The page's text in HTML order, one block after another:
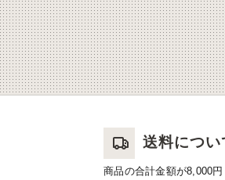
送料につい
商品の合計金額が8,000